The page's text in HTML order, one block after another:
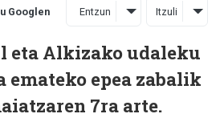
Googlen Entzun Itzuli
eta Alkizako udaleku
epea zabalik
7ra arte.